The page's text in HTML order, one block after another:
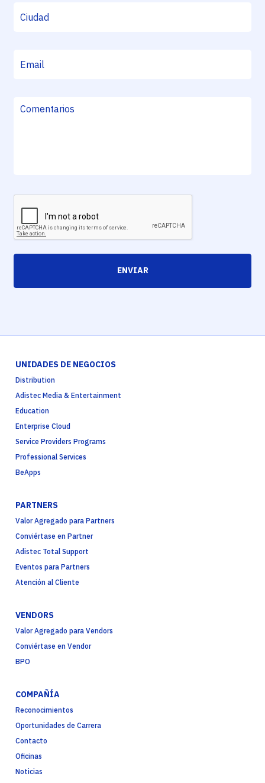
ENVIAR
UNIDADES DE NEGOCIOS
Distribution
Adistec Media & Entertainment
Education
Enterprise Cloud
Service Providers Programs
Professional Services
BeApps
PARTNERS
Valor Agregado para Partners
Conviértase en Partner
Adistec Total Support
Eventos para Partners
Atención al Cliente
VENDORS
Valor Agregado para Vendors
Conviértase en Vendor
BPO
COMPAÑÍA
Reconocimientos
Oportunidades de Carrera
Contacto
Oficinas
Noticias